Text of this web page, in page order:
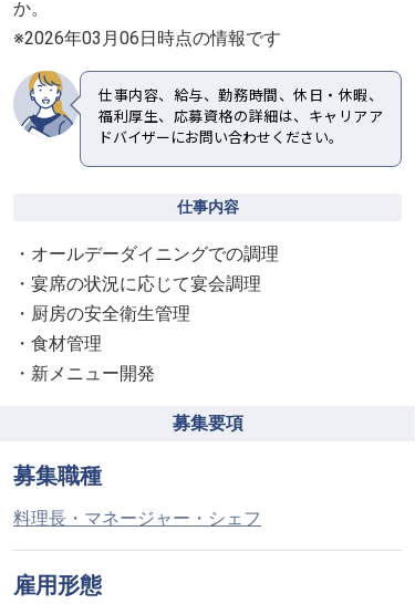
か。
※2026年03月06日時点の情報です
仕事内容、給与、勤務時間、休日・休暇、
福利厚生、応募資格の詳細は、キャリアア
ドバイザーにお問い合わせください。
仕事内容
・オールデーダイニングでの調理
・宴席の状況に応じて宴会調理
・厨房の安全衛生管理
・食材管理
・新メニュー開発
募集要項
募集職種
料理長・マネージャー・シェフ
雇用形態